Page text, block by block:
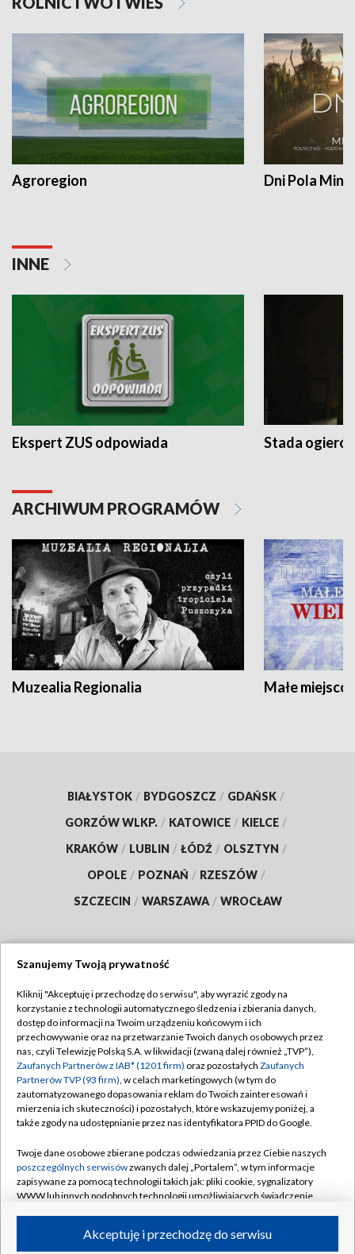
Agroregion Dni Pola
INNE
Ekspert ZUS odpowiada Stada
ARCHIWUM PROGRAMÓW
Muzealia Regionalia Małe
BIAŁYSTOK / BYDGOSZCZ / GDAŃSK /
GORZÓW WLKP. / KATOWICE / KIELCE /
KRAKÓW / LUBLIN / ŁÓDŹ / OLSZTYN /
OPOLE / POZNAŃ / RZESZÓW /
SZCZECIN / WARSZAWA / WROCŁAW
TVP
Abonament TVP
Emisja w TVP
Centrum informacji TVP
Naziemna Telewizja Cyfrowa
Rada Programowa
System NOS
Informacje o nadawcy
Program dla prasy
Regulamin TVP
Polityka prywatności
Moje zgody
Pomoc
Kontakt
Kanały
Szanujemy Twoją prywatność
Kliknij "Akceptuję i przechodzę do serwisu", aby wyrazić zgody na
korzystanie z technologii automatycznego śledzenia i zbierania danych,
dostęp do informacji na Twoim urządzeniu końcowym i ich
przechowywanie oraz na przetwarzanie Twoich danych osobowych przez
nas, czyli Telewizję Polską S.A. w likwidacji (zwaną dalej również „TVP”),
Zaufanych Partnerów z IAB* (1201 firm) oraz pozostałych Zaufanych
Partnerów TVP (93 firm), w celach marketingowych (w tym do
zautomatyzowanego dopasowania reklam do Twoich zainteresowań i
mierzenia ich skuteczności) i pozostałych, które wskazujemy poniżej, a
także zgody na udostępnianie przez nas identyfikatora PPID do Google.
Twoje dane osobowe zbierane podczas odwiedzania przez Ciebie naszych
poszczególnych serwisówzwanych dalej „Portalem”, w tym informacje
zapisywane za pomocą technologii takich jak: pliki cookie, sygnalizatory
WWW lub innych podobnych technologii umożliwiających świadczenie
ruchu w Internecie.Akceptuję i przechodzę do serwisu